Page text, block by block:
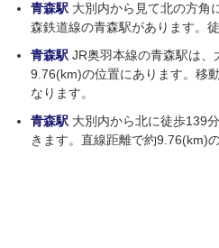
青森駅 大別内から見て北の方角
森鉄道線の青森駅があります。
青森駅 JR奥羽本線の青森駅は、
9.76(km)の位置にあります。移
なります。
青森駅 大別内から北に徒歩139
きます。直線距離で約9.76(km)